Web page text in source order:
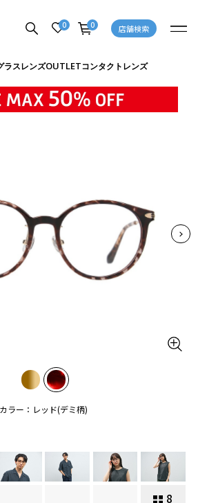
0 0 店舗検索
ラスレンズOUTLETコンタクトレンズ
カラー：レッド(デミ柄)
8
商品詳細ページへ